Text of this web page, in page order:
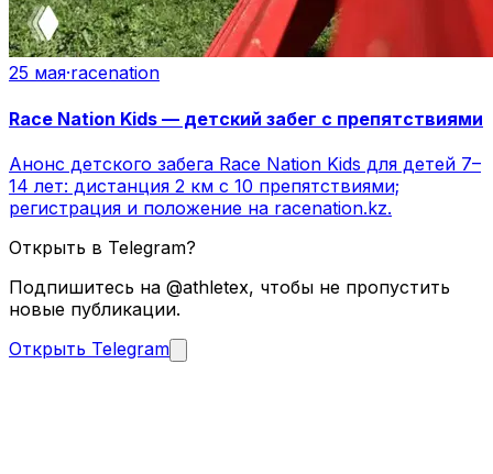
25 мая·racenation
Race Nation Kids — детский забег с препятствиями
Анонс детского забега Race Nation Kids для детей 7–
14 лет: дистанция 2 км с 10 препятствиями;
регистрация и положение на racenation.kz.
Открыть в Telegram?
Подпишитесь на @athletex, чтобы не пропустить
новые публикации.
Открыть Telegram